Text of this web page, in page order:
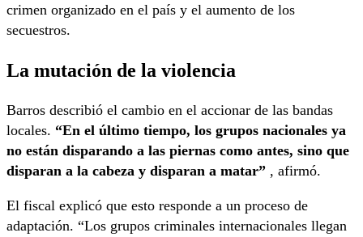
crimen organizado en el país y el aumento de los
secuestros.
La mutación de la violencia
Barros describió el cambio en el accionar de las bandas
locales. “En el último tiempo, los grupos nacionales ya
no están disparando a las piernas como antes, sino que
disparan a la cabeza y disparan a matar” , afirmó.
El fiscal explicó que esto responde a un proceso de
adaptación. “Los grupos criminales internacionales llegan